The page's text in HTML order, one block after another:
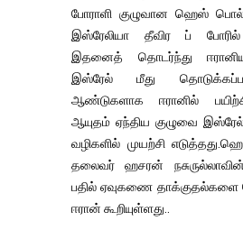
போராளி குழுவான ஹெஸ்
இஸ்ரேலியா தீவிர ப் போரில்
இதனைத் தொடர்ந்து
இஸ்ரேல் மீது
ஆண்டுகளாக ஈரானில்
ஆயுதம் ஏந்திய குழுவை
வழிகளில் முயற்சி
தலைவர் ஹசரன்
பதில் ஏவுகணை
ஈரான் கூறியுள்ளது..